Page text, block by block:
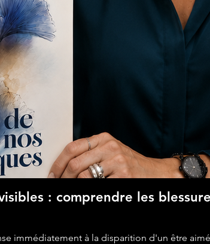
: comprendre les
immédiatement à la disparition d'un être